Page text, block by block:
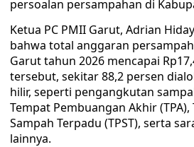
persoalan persampahan di
Ketua PC PMII Garut, Adrian
bahwa total anggaran
Garut tahun 2026 mencapai
tersebut, sekitar 88,2 persen
hilir, seperti pengangkutan
Tempat Pembuangan Akhir
Sampah Terpadu (TPST), serta
lainnya.